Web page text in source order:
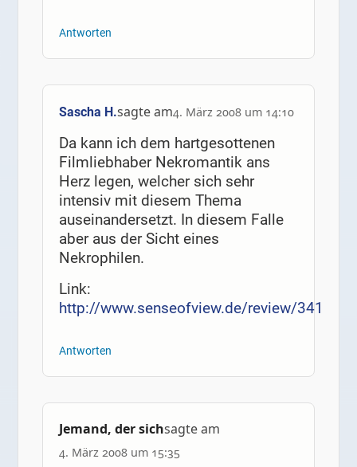
Antworten
Sascha H.sagte am4. März 2008 um 14:10
Da kann ich dem hartgesottenen
Filmliebhaber Nekromantik ans
Herz legen, welcher sich sehr
intensiv mit diesem Thema
auseinandersetzt. In diesem Falle
aber aus der Sicht eines
Nekrophilen.
Link:
http://www.senseofview.de/review/341
Antworten
Jemand, der sichsagte am
4. März 2008 um 15:35